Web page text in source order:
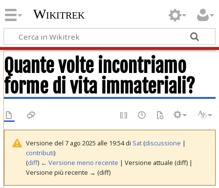
Wikitrek
Quante volte incontriamo
forme di vita immateriali?
Versione del 7 ago 2025 alle 19:54 di Sat (discussione |
contributi)
(diff) ← Versione meno recente | Versione attuale (diff) |
Versione più recente → (diff)